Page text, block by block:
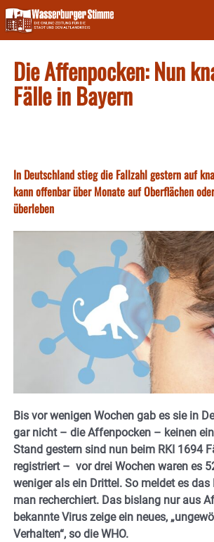
Skip
to
content
Die Affenpocken: Nun
Fälle in Bayern
In Deutschland stieg die Fallzahl gestern auf
kann offenbar über Monate auf Oberflächen
überleben
Bis vor wenigen Wochen gab es sie in
gar nicht – die Affenpocken – keinen
Stand gestern sind nun beim RKI 1694
registriert – vor drei Wochen waren es
weniger als ein Drittel. So meldet es das
man recherchiert. Das bislang nur aus
bekannte Virus zeige ein neues,
Verhalten“, so die WHO.